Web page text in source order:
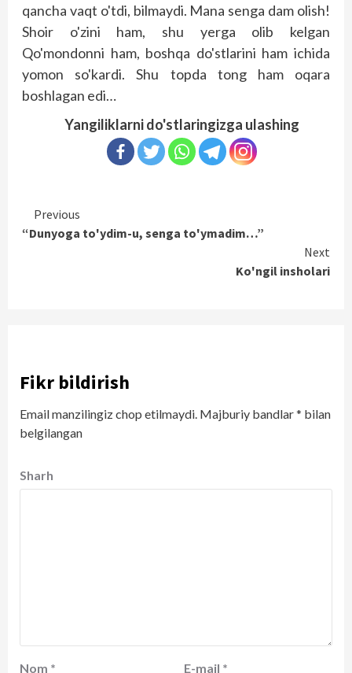
qancha vaqt o'tdi, bilmaydi. Mana senga dam olish!
Shoir o'zini ham, shu yerga olib kelgan
Qo'mondonni ham, boshqa do'stlarini ham ichida
yomon so'kardi. Shu topda tong ham oqara
boshlagan edi…
Yangiliklarni do'stlaringizga ulashing
Continue
Reading
Previous
“Dunyoga to'ydim-u, senga to'ymadim…”
Next
Ko'ngil insholari
Fikr bildirish
Email manzilingiz chop etilmaydi. Majburiy bandlar* bilan
belgilangan
Sharh
Nom * E-mail *